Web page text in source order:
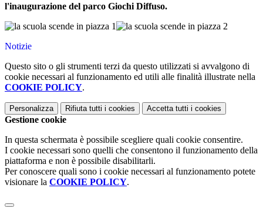
l'inaugurazione del parco Giochi Diffuso.
Notizie
Questo sito o gli strumenti terzi da questo utilizzati si avvalgono di
cookie necessari al funzionamento ed utili alle finalità illustrate nella
COOKIE POLICY.
Personalizza Rifiuta tutti i cookies Accetta tutti i cookies
Gestione cookie
In questa schermata è possibile scegliere quali cookie consentire.
I cookie necessari sono quelli che consentono il funzionamento della
piattaforma e non è possibile disabilitarli.
Per conoscere quali sono i cookie necessari al funzionamento potete
visionare la COOKIE POLICY.